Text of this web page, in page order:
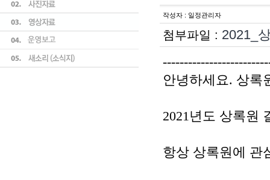
작성자 : 일정관리자
첨부파일 : 2021_
안녕하세요. 상록
2021년도 상록원
항상 상록원에 관